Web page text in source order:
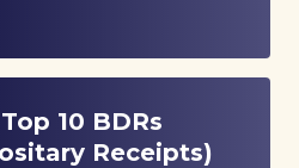
10 BDRs
Receipts)